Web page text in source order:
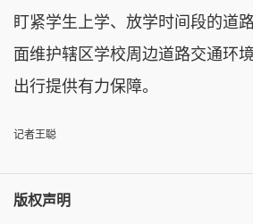
盯紧学生上学、放学时间段的道
面维护辖区学校周边道路交通环
出行提供有力保障。
记者王聪
版权声明